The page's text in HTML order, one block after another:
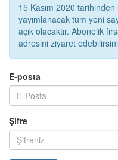
15 Kasım 2020
yayımlanacak tüm yeni
açık olacaktır.
adresini ziyaret
E-posta
Şifre